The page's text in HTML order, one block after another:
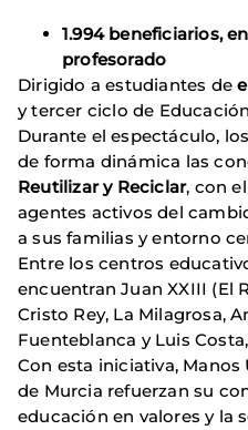
1.994 beneficiarios,
profesorado
Dirigido a estudiantes de
y tercer ciclo de
Durante el espectáculo,
de forma dinámica las
Reutilizar y Reciclar, con
agentes activos del
a sus familias y entorno
Entre los centros
encuentran Juan XXIII (El
Cristo Rey, La Milagrosa,
Fuenteblanca y Luis
Con esta iniciativa,
de Murcia refuerzan su
educación en valores y la